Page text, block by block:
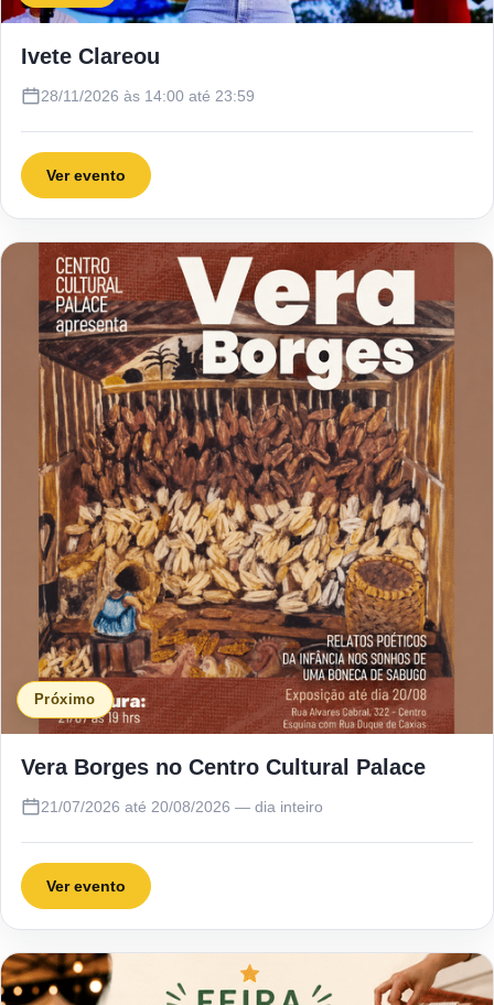
Ivete Clareou
28/11/2026 às 14:00 até 23:59
Ver evento
Próximo
Vera Borges no Centro Cultural Palace
21/07/2026 até 20/08/2026 — dia inteiro
Ver evento